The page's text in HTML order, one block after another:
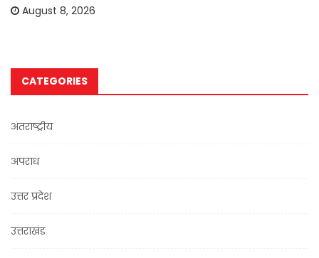
August 8, 2026
CATEGORIES
अंतराष्ट्रीय
अपराध
उत्तर प्रदेश
उत्तराखंड